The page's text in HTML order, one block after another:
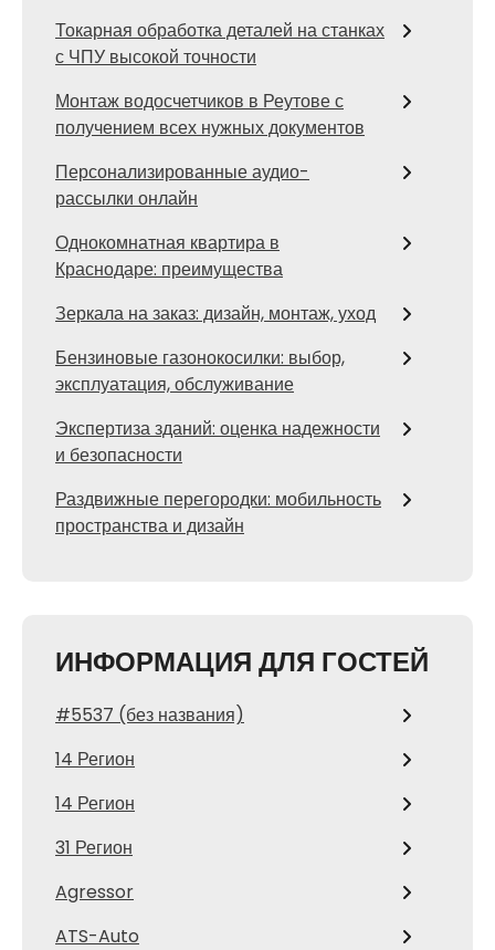
Токарная обработка деталей на станках
с ЧПУ высокой точности
Монтаж водосчетчиков в Реутове с
получением всех нужных документов
Персонализированные аудио-
рассылки онлайн
Однокомнатная квартира в
Краснодаре: преимущества
Зеркала на заказ: дизайн, монтаж, уход
Бензиновые газонокосилки: выбор,
эксплуатация, обслуживание
Экспертиза зданий: оценка надежности
и безопасности
Раздвижные перегородки: мобильность
пространства и дизайн
ИНФОРМАЦИЯ ДЛЯ ГОСТЕЙ
#5537 (без названия)
14 Регион
14 Регион
31 Регион
Agressor
ATS-Auto